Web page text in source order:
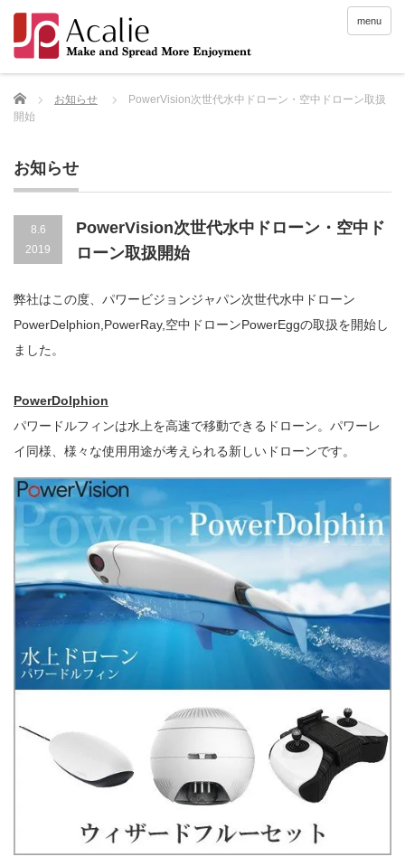
menu
Home お知らせ
PowerVision次世代水中ドローン・空中ドローン取扱
開始
お知らせ
8.6
2019
PowerVision次世代水中ドローン・空中ド
ローン取扱開始
弊社はこの度、パワービジョンジャパン次世代水中ドローン
PowerDelphion,PowerRay,空中ドローンPowerEggの取扱を開始し
ました。
PowerDolphion
パワードルフィンは水上を高速で移動できるドローン。パワーレ
イ同様、様々な使用用途が考えられる新しいドローンです。